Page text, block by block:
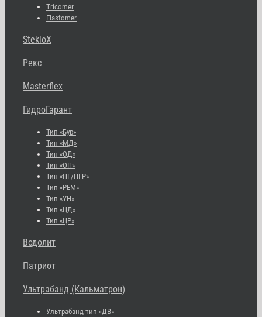
Tricomer
Elastomer
StekloX
Рекс
Masterflex
ГидроГарант
Тип «Бур»
Тип «МД»
Тип «ОД»
Тип «ОП»
Тип «ПГ/ПГР»
Тип «РЕМ»
Тип «УН»
Тип «ЦД»
Тип «ЦР»
Водолит
Патриот
Ультрабанд (Кальматрон)
Ультрабанд тип «ДВ»